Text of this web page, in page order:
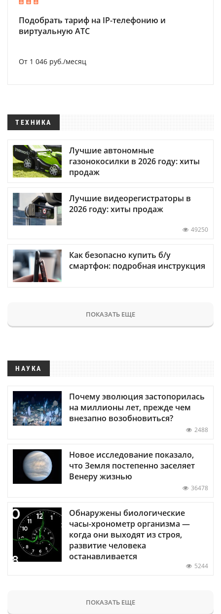
Подобрать тариф на IP-телефонию и
виртуальную АТС
От 1 046 руб./месяц
ТЕХНИКА
Лучшие автономные
газонокосилки в 2026 году: хиты
продаж
Лучшие видеорегистраторы в
2026 году: хиты продаж
49250
Как безопасно купить б/у
смартфон: подробная инструкция
ПОКАЗАТЬ ЕЩЕ
НАУКА
Почему эволюция застопорилась
на миллионы лет, прежде чем
внезапно возобновиться?
2488
Новое исследование показало,
что Земля постепенно заселяет
Венеру жизнью
36478
Обнаружены биологические
часы-хронометр организма —
когда они выходят из строя,
развитие человека
останавливается
5244
ПОКАЗАТЬ ЕЩЕ